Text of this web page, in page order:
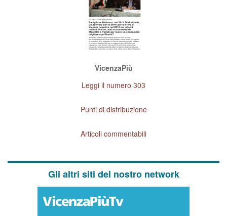
VicenzaPiù
Leggi il numero 303
Punti di distribuzione
Articoli commentabili
Gli altri siti del nostro network